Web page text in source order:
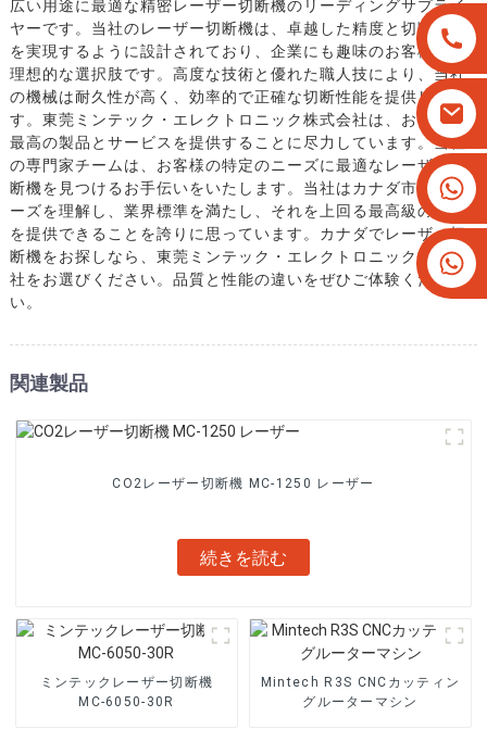
+8613825779334
+16266628193
広い用途に最適な精密レーザー切断機のリーディングサプライ
ヤーです。当社のレーザー切断機は、卓越した精度と切断品質
を実現するように設計されており、企業にも趣味のお客様にも
理想的な選択肢です。高度な技術と優れた職人技により、当社
の機械は耐久性が高く、効率的で正確な切断性能を提供しま
す。東莞ミンテック・エレクトロニック株式会社は、お客様に
最高の製品とサービスを提供することに尽力しています。当社
の専門家チームは、お客様の特定のニーズに最適なレーザー切
断機を見つけるお手伝いをいたします。当社はカナダ市場のニ
ーズを理解し、業界標準を満たし、それを上回る最高級の機械
を提供できることを誇りに思っています。カナダでレーザー切
断機をお探しなら、東莞ミンテック・エレクトロニック株式会
社をお選びください。品質と性能の違いをぜひご体験くださ
い。
関連製品
CO2レーザー切断機 MC-1250 レーザー
続きを読む
ミンテックレーザー切断機
MC-6050-30R
Mintech R3S CNCカッティン
グルーターマシン